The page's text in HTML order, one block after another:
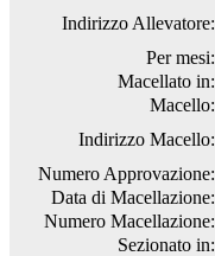
Indirizzo Allevatore:
Per mesi:
Macellato in:
Macello:
Indirizzo Macello:
Numero Approvazione:
Data di Macellazione:
Numero Macellazione:
Sezionato in: